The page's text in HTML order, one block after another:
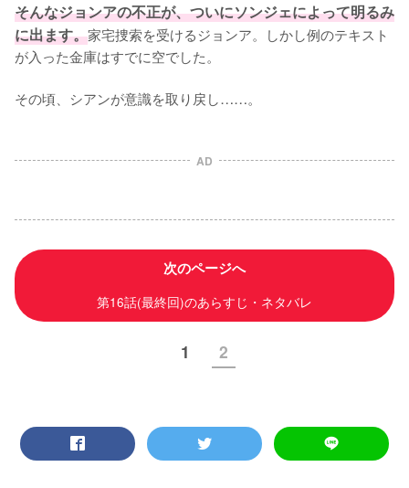
そんなジョンアの不正が、ついにソンジェによって明るみ
に出ます。家宅捜索を受けるジョンア。しかし例のテキスト
が入った金庫はすでに空でした。
その頃、シアンが意識を取り戻し……。
AD
次のページへ
第16話(最終回)のあらすじ・ネタバレ
1 2